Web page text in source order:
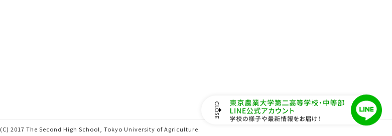
(C) 2017 The Second High School, Tokyo University of Agriculture.